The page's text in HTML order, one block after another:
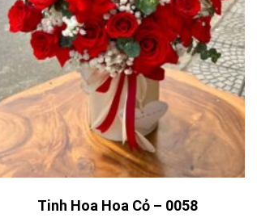
Tinh Hoa Hoa Cỏ – 0058